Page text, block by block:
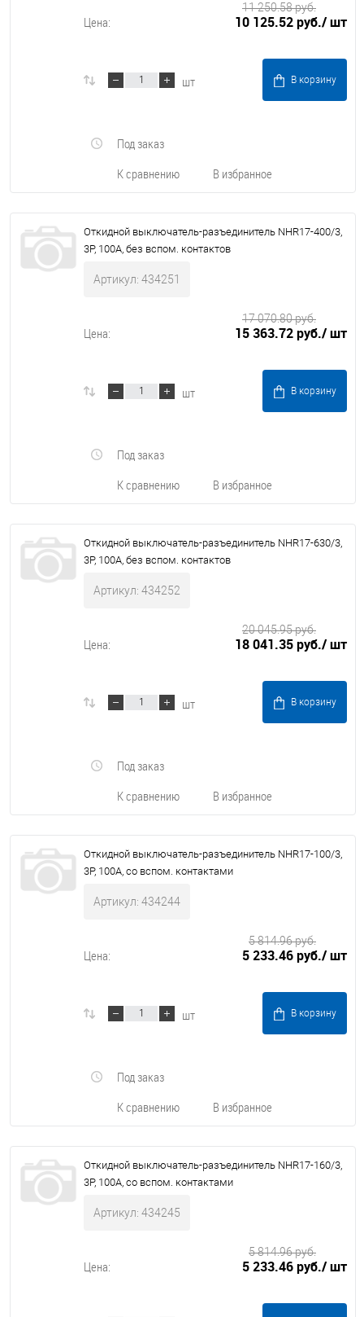
Цена: 10 125.52 руб./ шт
11 250.58 руб.
шт В корзину
К сравнению В избранное
Под заказ
Откидной выключатель-разъединитель NHR17-400/3,
3P, 100А, без вспом. контактов
Артикул: 434251
Цена: 15 363.72 руб./ шт
17 070.80 руб.
шт В корзину
К сравнению В избранное
Под заказ
Откидной выключатель-разъединитель NHR17-630/3,
3P, 100А, без вспом. контактов
Артикул: 434252
Цена: 18 041.35 руб./ шт
20 045.95 руб.
шт В корзину
К сравнению В избранное
Под заказ
Откидной выключатель-разъединитель NHR17-100/3,
3P, 100А, со вспом. контактами
Артикул: 434244
Цена: 5 233.46 руб./ шт
5 814.96 руб.
шт В корзину
К сравнению В избранное
Под заказ
Откидной выключатель-разъединитель NHR17-160/3,
3P, 100А, со вспом. контактами
Артикул: 434245
Цена: 5 233.46 руб./ шт
5 814.96 руб.